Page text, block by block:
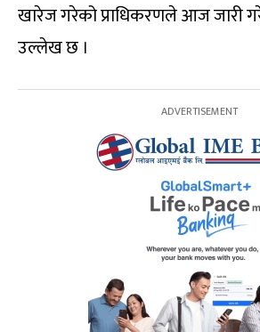
खारेज गरेको प्राधिकरणले आज जारी
उल्लेख छ ।